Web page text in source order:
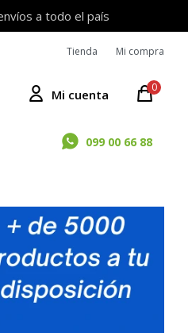
a todo el país
099 00 66 88
0
Tienda Mi compra